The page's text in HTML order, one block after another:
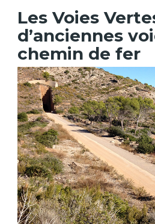
Les Voies
d’anciennes
chemin de fer